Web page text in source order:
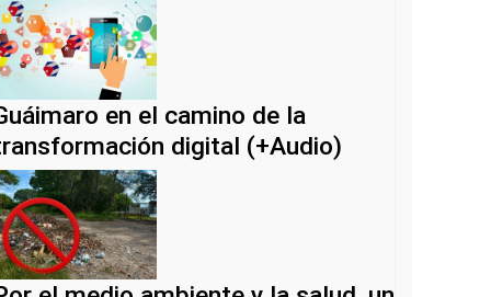
en el camino de la
digital (+Audio)